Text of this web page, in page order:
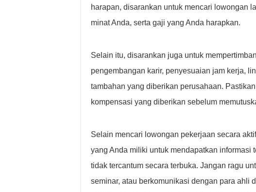
harapan, disarankan untuk mencari lowongan
minat Anda, serta gaji yang Anda harapkan.
Selain itu, disarankan juga untuk
pengembangan karir, penyesuaian jam kerja,
tambahan yang diberikan perusahaan.
kompensasi yang diberikan sebelum
Selain mencari lowongan pekerjaan secara
yang Anda miliki untuk mendapatkan informasi
tidak tercantum secara terbuka. Jangan ragu
seminar, atau berkomunikasi dengan para ahli